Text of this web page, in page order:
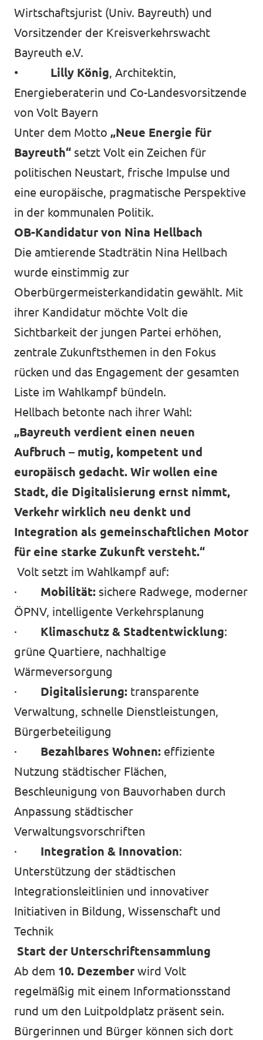
Wirtschaftsjurist (Univ. Bayreuth) und
Vorsitzender der Kreisverkehrswacht
Bayreuth e.V.
• Lilly König, Architektin,
Energieberaterin und Co-Landesvorsitzende
von Volt Bayern
Unter dem Motto „Neue Energie für
Bayreuth“ setzt Volt ein Zeichen für
politischen Neustart, frische Impulse und
eine europäische, pragmatische Perspektive
in der kommunalen Politik.
OB-Kandidatur von Nina Hellbach
Die amtierende Stadträtin Nina Hellbach
wurde einstimmig zur
Oberbürgermeisterkandidatin gewählt. Mit
ihrer Kandidatur möchte Volt die
Sichtbarkeit der jungen Partei erhöhen,
zentrale Zukunftsthemen in den Fokus
rücken und das Engagement der gesamten
Liste im Wahlkampf bündeln.
Hellbach betonte nach ihrer Wahl:
„Bayreuth verdient einen neuen
Aufbruch – mutig, kompetent und
europäisch gedacht. Wir wollen eine
Stadt, die Digitalisierung ernst nimmt,
Verkehr wirklich neu denkt und
Integration als gemeinschaftlichen Motor
für eine starke Zukunft versteht.“
Volt setzt im Wahlkampf auf:
· Mobilität: sichere Radwege, moderner
ÖPNV, intelligente Verkehrsplanung
· Klimaschutz & Stadtentwicklung:
grüne Quartiere, nachhaltige
Wärmeversorgung
· Digitalisierung: transparente
Verwaltung, schnelle Dienstleistungen,
Bürgerbeteiligung
· Bezahlbares Wohnen: effiziente
Nutzung städtischer Flächen,
Beschleunigung von Bauvorhaben durch
Anpassung städtischer
Verwaltungsvorschriften
· Integration & Innovation:
Unterstützung der städtischen
Integrationsleitlinien und innovativer
Initiativen in Bildung, Wissenschaft und
Technik
Start der Unterschriftensammlung
Ab dem 10. Dezemberwird Volt
regelmäßig mit einem Informationsstand
rund um den Luitpoldplatz präsent sein.
Bürgerinnen und Bürger können sich dort